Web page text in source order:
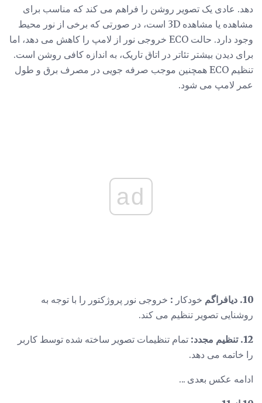
دهد. عادی یک تصویر روشن را فراهم می کند که مناسب برای
مشاهده یا مشاهده 3D است، در صورتی که برخی از نور محیط
وجود دارد. حالت ECO خروجی نور از لامپ را کاهش می دهد، اما
برای دیدن بیشتر تئاتر در اتاق تاریک، به اندازه کافی روشن است.
تنظیم ECO همچنین موجب صرفه جویی در مصرف برق و طول
عمر لامپ می شود.
ad
10. دیافراگم خودکار : خروجی نور پروژکتور را با توجه به
روشنایی تصویر تنظیم می کند.
12. تنظیم مجدد:
تمام تنظیمات تصویر ساخته شده توسط کاربر
را خاتمه می دهد.
ادامه عکس بعدی ...